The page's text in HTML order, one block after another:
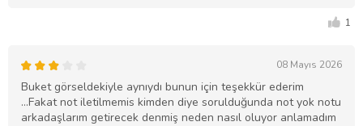
1
08 Mayıs 2026
Buket görseldekiyle aynıydı bunun için teşekkür ederim
...Fakat not iletilmemis kimden diye sorulduğunda not yok notu
arkadaşlarım getirecek denmiş neden nasıl oluyor anlamadım